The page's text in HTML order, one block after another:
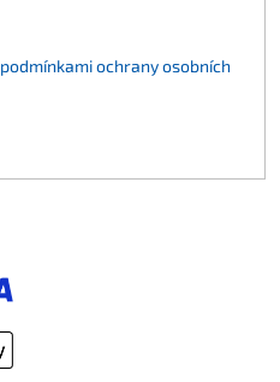
podmínkami ochrany osobních